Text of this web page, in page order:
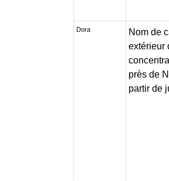
Dora
Nom de
extérieur
près de
partir de